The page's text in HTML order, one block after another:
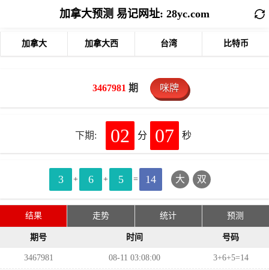
加拿大预测 易记网址: 28yc.com
加拿大 加拿大西 台湾 比特币
3467981 期 咪牌
下期: 02 分 07 秒
3 + 6 + 5 = 14 大 双
结果 走势 统计 预测
期号 时间 号码
3467981 08-11 03:08:00 3+6+5=14